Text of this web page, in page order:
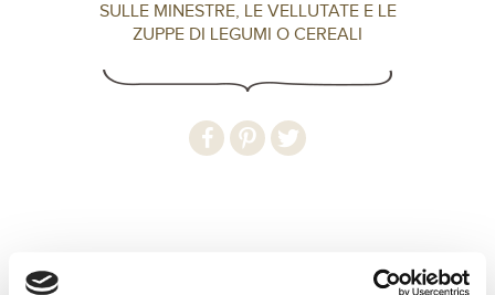
SULLE MINESTRE, LE VELLUTATE E LE
ZUPPE DI LEGUMI O CEREALI